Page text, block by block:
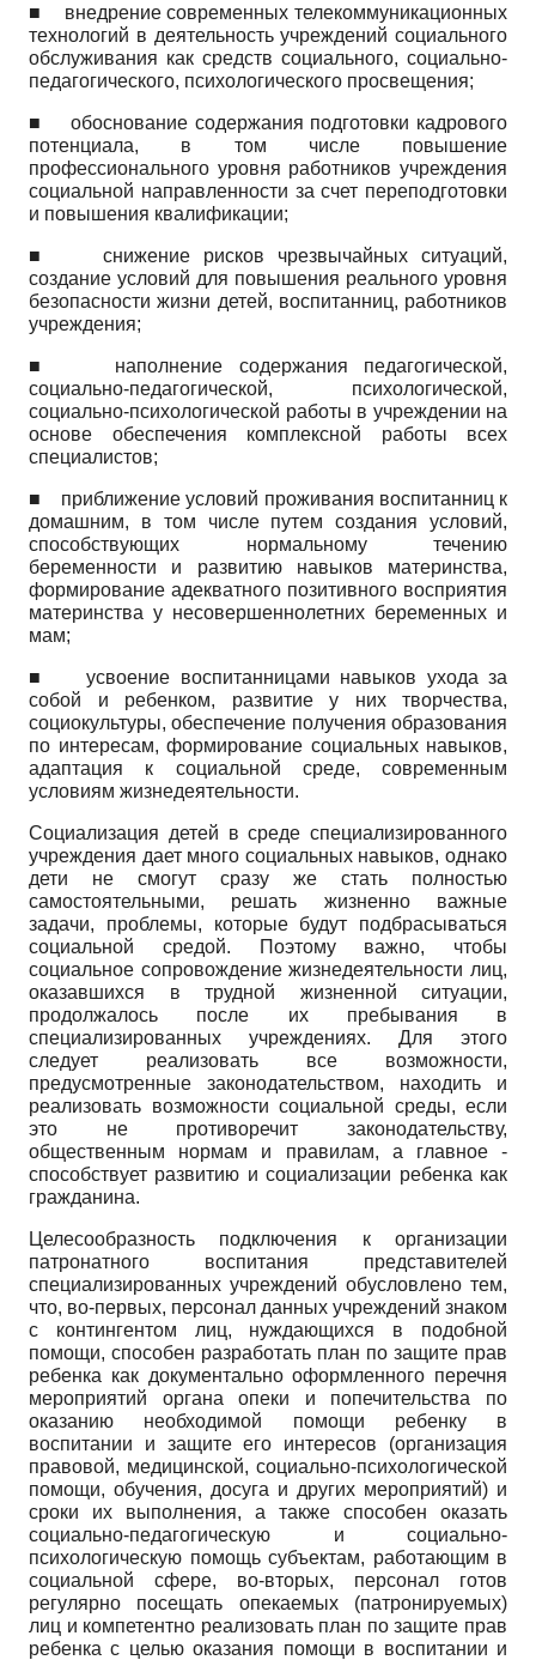
■ внедрение современных телекоммуникационных
технологий в деятельность учреждений социального
обслуживания как средств социального, социально-
педагогического, психологического просвещения;
■ обоснование содержания подготовки кадрового
потенциала, в том числе повышение
профессионального уровня работников учреждения
социальной направленности за счет переподготовки
и повышения квалификации;
■ снижение рисков чрезвычайных ситуаций,
создание условий для повышения реального уровня
безопасности жизни детей, воспитанниц, работников
учреждения;
■ наполнение содержания педагогической,
социально-педагогической, психологической,
социально-психологической работы в учреждении на
основе обеспечения комплексной работы всех
специалистов;
■ приближение условий проживания воспитанниц к
домашним, в том числе путем создания условий,
способствующих нормальному течению
беременности и развитию навыков материнства,
формирование адекватного позитивного восприятия
материнства у несовершеннолетних беременных и
мам;
■усвоение воспитанницами навыков ухода за
собой и ребенком, развитие у них творчества,
социокультуры, обеспечение получения образования
по интересам, формирование социальных навыков,
адаптация к социальной среде, современным
условиям жизнедеятельности.
Социализация детей в среде специализированного
учреждения дает много социальных навыков, однако
дети не смогут сразу же стать полностью
самостоятельными, решать жизненно важные
задачи, проблемы, которые будут подбрасываться
социальной средой. Поэтому важно, чтобы
социальное сопровождение жизнедеятельности лиц,
оказавшихся в трудной жизненной ситуации,
продолжалось после их пребывания в
специализированных учреждениях. Для этого
следует реализовать все возможности,
предусмотренные законодательством, находить и
реализовать возможности социальной среды, если
это не противоречит законодательству,
общественным нормам и правилам, а главное -
способствует развитию и социализации ребенка как
гражданина.
Целесообразность подключения к организации
патронатного воспитания представителей
специализированных учреждений обусловлено тем,
что, во-первых, персонал данных учреждений знаком
с контингентом лиц, нуждающихся в подобной
помощи, способен разработать план по защите прав
ребенка как документально оформленного перечня
мероприятий органа опеки и попечительства по
оказанию необходимой помощи ребенку в
воспитании и защите его интересов (организация
правовой, медицинской, социально-психологической
помощи, обучения, досуга и других мероприятий) и
сроки их выполнения, а также способен оказать
социально-педагогическую и социально-
психологическую помощь субъектам, работающим в
социальной сфере, во-вторых, персонал готов
регулярно посещать опекаемых (патронируемых)
лиц и компетентно реализовать план по защите прав
ребенка с целью оказания помощи в воспитании и